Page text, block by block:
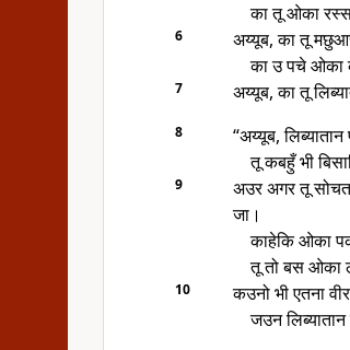
का तू ओका
6
अय्यूब, का तू
का उ पचे ओका
7 अय्यूब, का तू
8
“अय्यूब,
तू कबहुँ भी
9
अउर अगर तू
जा।
काहेकि ओका
तू तो बस ओका
10
कउनो भी एतना
जउन